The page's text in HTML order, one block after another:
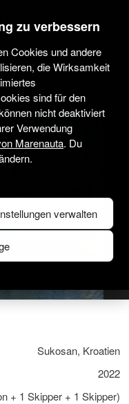
Marina Dalmacija
Sukosan, Kroatien
2022
+ 1 Skipper + 1 Skipper)
zu verbessern
Cookies und andere
die Wirksamkeit
sind für den
nicht deaktiviert
Verwendung
Marenauta. Du
verwalten